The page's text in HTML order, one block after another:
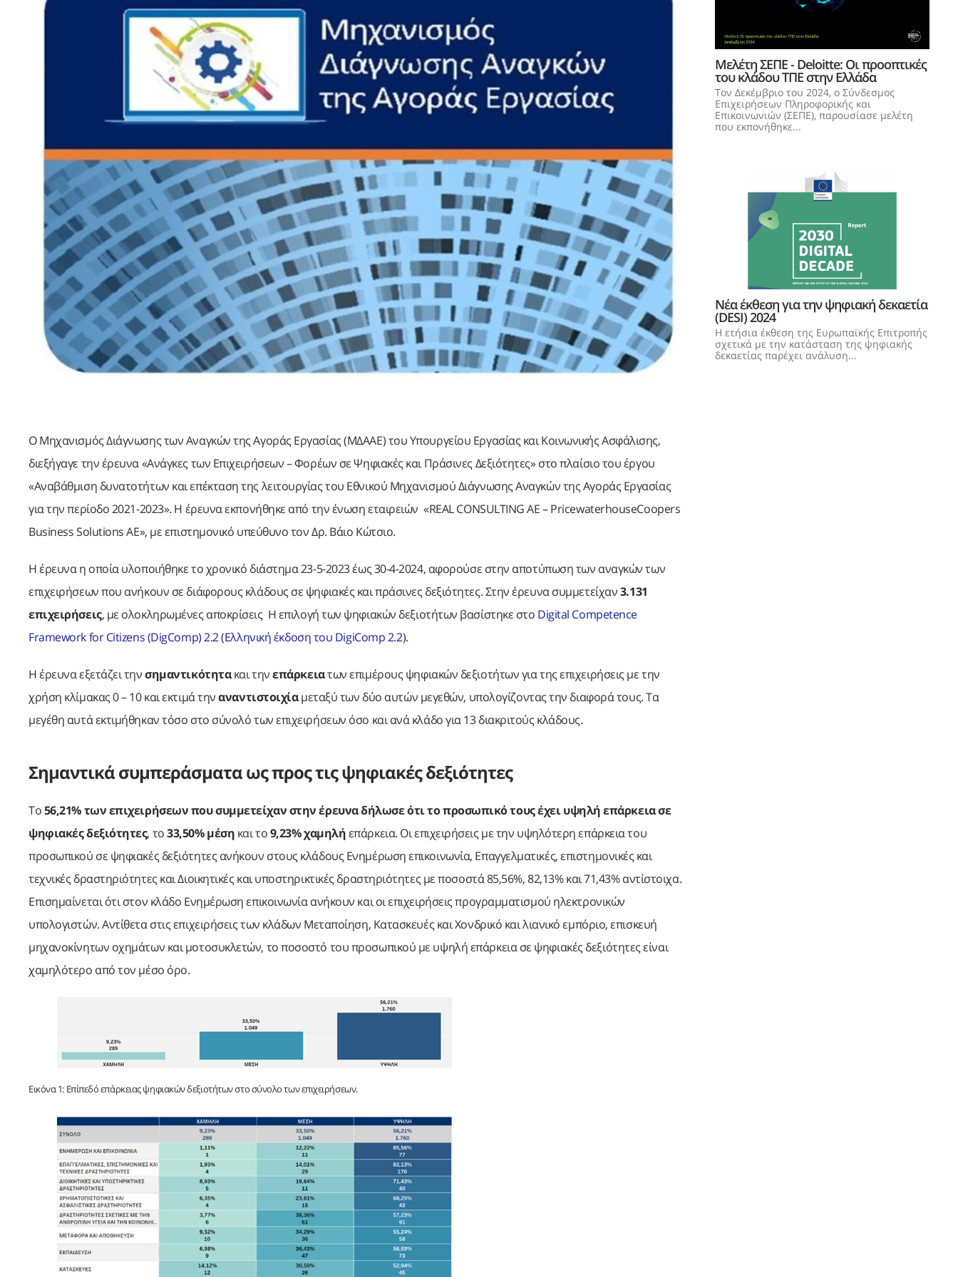
Ο Μηχανισμός Διάγνωσης των Αναγκών της Αγοράς Εργασίας (ΜΔΑΑΕ) του Υπουργείου Εργασίας και Κοινωνικής Ασφάλισης,
διεξήγαγε την έρευνα «Ανάγκες των Επιχειρήσεων – Φορέων σε Ψηφιακές και Πράσινες Δεξιότητες» στο πλαίσιο του έργου
«Αναβάθμιση δυνατοτήτων και επέκταση της λειτουργίας του Εθνικού Μηχανισμού Διάγνωσης Αναγκών της Αγοράς Εργασίας
για την περίοδο 2021-2023». Η έρευνα εκπονήθηκε από την ένωση εταιρειών «REAL CONSULTING AE – PricewaterhouseCoopers
Business Solutions AE», με επιστημονικό υπεύθυνο τον Δρ. Βάιο Κώτσιο.
Η έρευνα η οποία υλοποιήθηκε το χρονικό διάστημα 23-5-2023 έως 30-4-2024, αφορούσε στην αποτύπωση των αναγκών των
επιχειρήσεων που ανήκουν σε διάφορους κλάδους σε ψηφιακές και πράσινες δεξιότητες. Στην έρευνα συμμετείχαν3.131
επιχειρήσεις, με ολοκληρωμένες αποκρίσεις Η επιλογή των ψηφιακών δεξιοτήτων βασίστηκε στο Digital Competence
Framework for Citizens (DigComp) 2.2(Ελληνική έκδοση του DigiComp 2.2).
Η έρευνα εξετάζει τηνσημαντικότητακαι τηνεπάρκειατων επιμέρους ψηφιακών δεξιοτήτων για της επιχειρήσεις με την
χρήση κλίμακας 0 – 10 και εκτιμά τηναναντιστοιχίαμεταξύ των δύο αυτών μεγεθών, υπολογίζοντας την διαφορά τους. Τα
μεγέθη αυτά εκτιμήθηκαν τόσο στο σύνολό των επιχειρήσεων όσο και ανά κλάδο για 13 διακριτούς κλάδους.
Σημαντικά συμπεράσματα ως προς τις ψηφιακές δεξιότητες
Το56,21% των επιχειρήσεων που συμμετείχαν στην έρευνα δήλωσε ότι το προσωπικό τους έχει υψηλή επάρκεια σε
ψηφιακές δεξιότητες, το33,50% μέση και το9,23% χαμηλήεπάρκεια. Οι επιχειρήσεις με την υψηλότερη επάρκεια του
προσωπικού σε ψηφιακές δεξιότητες ανήκουν στους κλάδους Ενημέρωση επικοινωνία, Επαγγελματικές, επιστημονικές και
τεχνικές δραστηριότητες και Διοικητικές και υποστηρικτικές δραστηριότητες με ποσοστά 85,56%, 82,13% και 71,43% αντίστοιχα.
Επισημαίνεται ότι στον κλάδο Ενημέρωση επικοινωνία ανήκουν και οι επιχειρήσεις προγραμματισμού ηλεκτρονικών
υπολογιστών. Αντίθετα στις επιχειρήσεις των κλάδων Μεταποίηση, Κατασκευές και Χονδρικό και λιανικό εμπόριο, επισκευή
μηχανοκίνητων οχημάτων και μοτοσυκλετών, το ποσοστό του προσωπικού με υψηλή επάρκεια σε ψηφιακές δεξιότητες είναι
χαμηλότερο από τον μέσο όρο.
Εικόνα 1: Επίπεδό επάρκειας ψηφιακών δεξιοτήτων στο σύνολο των επιχειρήσεων.
Μελέτη ΣΕΠΕ - Deloitte: Oι προοπτικές
του κλάδου ΤΠΕ στην Ελλάδα
Τον Δεκέμβριο του 2024, ο Σύνδεσμος
Επιχειρήσεων Πληροφορικής και
Επικοινωνιών (ΣΕΠΕ), παρουσίασε μελέτη
που εκπονήθηκε...
Νέα έκθεση για την ψηφιακή δεκαετία
(DESI) 2024
Η ετήσια έκθεση της Ευρωπαϊκής Επιτροπής
σχετικά με την κατάσταση της ψηφιακής
δεκαετίας παρέχει ανάλυση...